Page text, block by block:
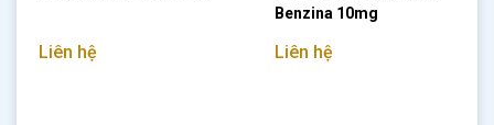
Liên hệ
Benzina 10mg
Liên hệ